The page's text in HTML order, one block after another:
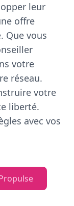
leur
offre
Que vous
votre
réseau.
votre
liberté.
avec vos